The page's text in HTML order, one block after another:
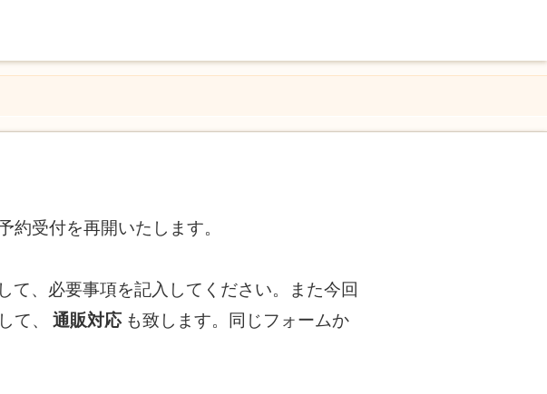
約受付を再開いたします。
て、必要事項を記入してください。また今回
て、
通販対応 も致します。同じフォームか